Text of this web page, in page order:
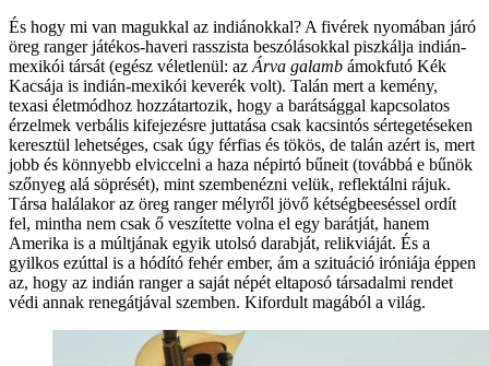
És hogy mi van magukkal az indiánokkal? A fivérek nyomában járó
öreg ranger játékos-haveri rasszista beszólásokkal piszkálja indián-
mexikói társát (egész véletlenül: az Árva galamb ámokfutó Kék
Kacsája is indián-mexikói keverék volt). Talán mert a kemény,
texasi életmódhoz hozzátartozik, hogy a barátsággal kapcsolatos
érzelmek verbális kifejezésre juttatása csak kacsintós sértegetéseken
keresztül lehetséges, csak úgy férfias és tökös, de talán azért is, mert
jobb és könnyebb elviccelni a haza népirtó bűneit (továbbá e bűnök
szőnyeg alá söprését), mint szembenézni velük, reflektálni rájuk.
Társa halálakor az öreg ranger mélyről jövő kétségbeeséssel ordít
fel, mintha nem csak ő veszítette volna el egy barátját, hanem
Amerika is a múltjának egyik utolsó darabját, relikviáját. És a
gyilkos ezúttal is a hódító fehér ember, ám a szituáció iróniája éppen
az, hogy az indián ranger a saját népét eltaposó társadalmi rendet
védi annak renegátjával szemben. Kifordult magából a világ.